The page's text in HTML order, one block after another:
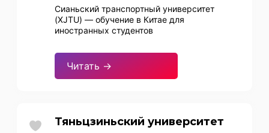
Сианьский транспортный университет
(XJTU) — обучение в Китае для
иностранных студентов
Читать →
Тяньцзиньский университет